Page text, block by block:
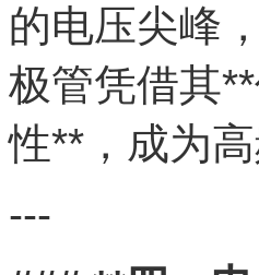
的电压尖峰
极管凭借其
性**，成为
---